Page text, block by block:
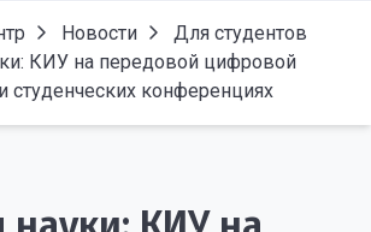
Новости
Для студентов
КИУ на передовой цифровой
студенческих конференциях